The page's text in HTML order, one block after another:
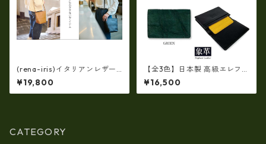
(rena-iris)イタリアンレザー
（シュリンク革）・斜め掛け
ショルダー（日本製）ri-722
¥19,800
【全3色】日本製 高級エレファ
ントレザー × 姫路レザー 名刺
入れ カードケース 本革 リアル
レザー(5172ur)
¥16,500
CATEGORY